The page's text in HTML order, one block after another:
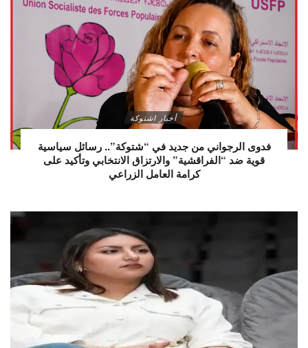
أخبار اشتوكة
فدوى الرجواني من جديد في “شتوكة”.. رسائل سياسية
قوية ضد “الفراقشية” والارتزاق الانتخابي وتأكيد على
كرامة العامل الزراعي